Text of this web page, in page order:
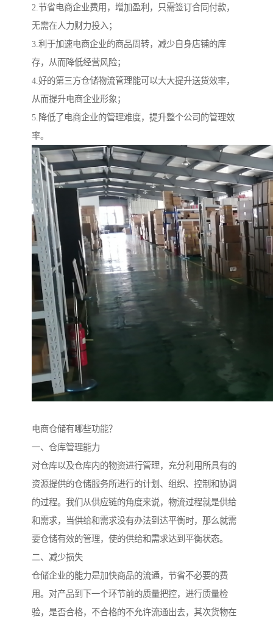
2.节省电商企业费用，增加盈利，只需签订合同付款，
无需在人力财力投入；
3.利于加速电商企业的商品周转，减少自身店铺的库
存，从而降低经营风险；
4.好的第三方仓储物流管理能可以大大提升送货效率，
从而提升电商企业形象；
5.降低了电商企业的管理难度，提升整个公司的管理效
率。
电商仓储有哪些功能？
一、仓库管理能力
对仓库以及仓库内的物资进行管理，充分利用所具有的
资源提供的仓储服务所进行的计划、组织、控制和协调
的过程。我们从供应链的角度来说，物流过程就是供给
和需求，当供给和需求没有办法到达平衡时，那么就需
要仓储有效的管理，使的供给和需求达到平衡状态。
二、减少损失
仓储企业的能力是加快商品的流通，节省不必要的费
用。对产品到下一个环节前的质量把控，进行质量检
验，是否合格，不合格的不允许流通出去，其次货物在